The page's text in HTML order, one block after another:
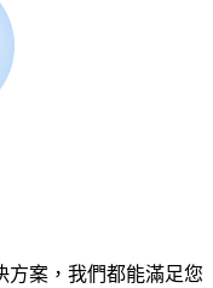
方案，我們都能滿足您